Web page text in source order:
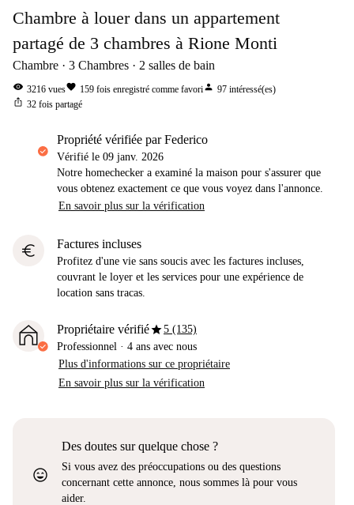
Chambre à louer dans un appartement
partagé de 3 chambres à Rione Monti
Chambre 3 Chambres 2 salles de bain
visibility 3216 vuesfavorite 159 fois enregistré comme favoriperson 97 intéressé(es)
ios_share 32 fois partagé
propriété vérifiée par Federico
Vérifié le 09 janv. 2026
Notre homechecker a examiné la maison pour s'assurer que
vous obtenez exactement ce que vous voyez dans l'annonce.
En savoir plus sur la vérification
euro Factures incluses
Profitez d'une vie sans soucis avec les factures incluses,
couvrant le loyer et les services pour une expérience de
location sans tracas.
Propriétaire vérifiéstar5 (135)
Professionnel · 4 ans avec nous
Plus d'informations sur ce propriétaire
En savoir plus sur la vérification
sentiment_very_satisfied
Des doutes sur quelque chose ?
Si vous avez des préoccupations ou des questions
concernant cette annonce, nous sommes là pour vous
aider.